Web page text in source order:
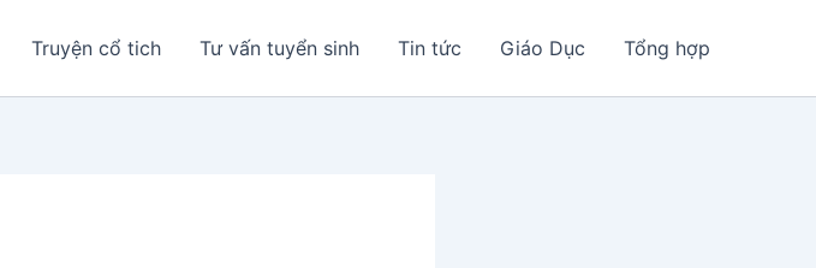
Truyện cổ tich Tư vấn tuyển sinh Tin tức Giáo Dục Tổng hợp